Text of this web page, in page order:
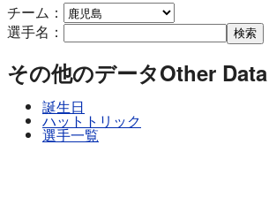
チーム：
選手名：
検索
その他のデータOther Data
誕生日
ハットトリック
選手一覧